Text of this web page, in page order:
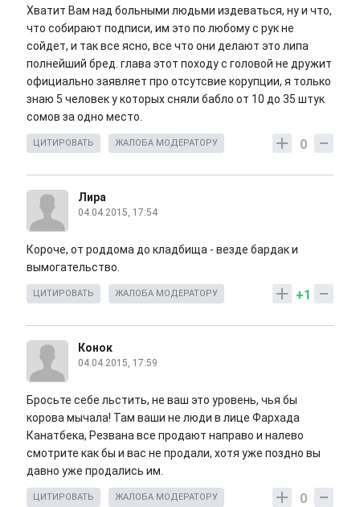
Хватит Вам над больными людьми издеваться, ну и что,
что собирают подписи, им это по любому с рук не
сойдет, и так все ясно, все что они делают это липа
полнейший бред. глава этот походу с головой не дружит
официально заявляет про отсутсвие корупции, я только
знаю 5 человек у которых сняли бабло от 10 до 35 штук
сомов за одно место.
0
ЦИТИРОВАТЬ ЖАЛОБА МОДЕРАТОРУ
Лира
04.04.2015, 17:54
Короче, от роддома до кладбища - везде бардак и
вымогательство.
+1
ЦИТИРОВАТЬ ЖАЛОБА МОДЕРАТОРУ
Конок
04.04.2015, 17:59
Бросьте себе льстить, не ваш это уровень, чья бы
корова мычала! Там ваши не люди в лице Фархада
Канатбека, Резвана все продают направо и налево
смотрите как бы и вас не продали, хотя уже поздно вы
давно уже продались им.
0
ЦИТИРОВАТЬ ЖАЛОБА МОДЕРАТОРУ